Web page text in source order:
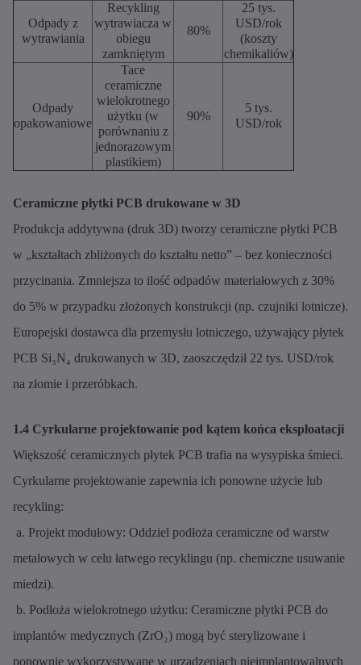
Odpady z
wytrawiania
Recykling
wytrawiacza w
obiegu
zamkniętym
80%
25 tys.
USD/rok
(koszty
chemikaliów)
Odpady
opakowaniowe
Tace
ceramiczne
wielokrotnego
użytku (w
porównaniu z
jednorazowym
plastikiem)
90%
5 tys.
USD/rok
Ceramiczne płytki PCB drukowane w 3D
Produkcja addytywna (druk 3D) tworzy ceramiczne płytki PCB
w „kształtach zbliżonych do kształtu netto” – bez konieczności
przycinania. Zmniejsza to ilość odpadów materiałowych z 30%
do 5% w przypadku złożonych konstrukcji (np. czujniki lotnicze).
Europejski dostawca dla przemysłu lotniczego, używający płytek
PCB Si₃N₄ drukowanych w 3D, zaoszczędził 22 tys. USD/rok
na złomie i przeróbkach.
1.4 Cyrkularne projektowanie pod kątem końca eksploatacji
Większość ceramicznych płytek PCB trafia na wysypiska śmieci.
Cyrkularne projektowanie zapewnia ich ponowne użycie lub
recykling:
a. Projekt modułowy: Oddziel podłoża ceramiczne od warstw
metalowych w celu łatwego recyklingu (np. chemiczne usuwanie
miedzi).
b. Podłoża wielokrotnego użytku: Ceramiczne płytki PCB do
implantów medycznych (ZrO₂) mogą być sterylizowane i
ponownie wykorzystywane w urządzeniach nieimplantowalnych